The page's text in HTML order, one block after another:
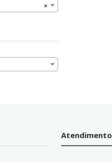
×
Atendimento